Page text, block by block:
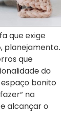
que exige
planejamento.
que
do
bonito
na
alcançar o